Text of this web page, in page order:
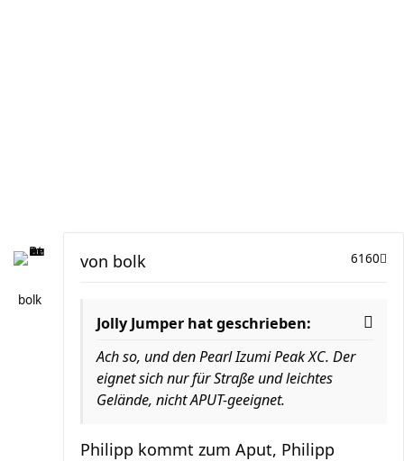
bolk
6160
von bolk
Jolly Jumper hat geschrieben:
Ach so, und den Pearl Izumi Peak XC. Der
eignet sich nur für Straße und leichtes
Gelände, nicht APUT-geeignet.
Philipp kommt zum Aput, Philipp